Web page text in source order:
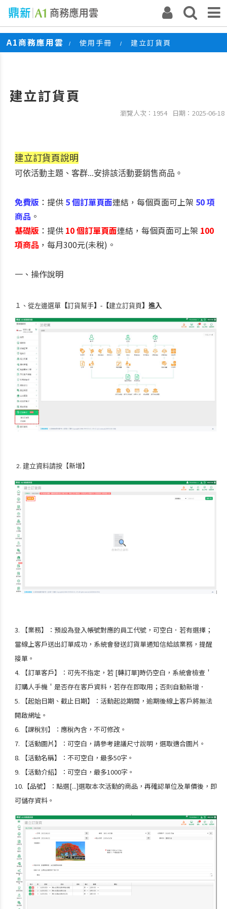
A1商務應用雲 / 使用手冊 / 建立訂貨頁
建立訂貨頁
瀏覽人次：1954 日期：2025-06-18
建立訂貨頁說明
可依活動主題、客群...安排該活動要銷售商品 。
免費版 ：提供5 個訂單頁面連結，每個頁面可上架 50 項
商品 。
基礎版 ： 提供 10 個訂單頁面連結，每個頁面可上架 100
項商品 ， 每月300元(未稅)。
一、 操作說明
１、從左邊選單 【訂貨幫手】 -【建立訂貨頁】 進入
2. 建立資料請按【新增】
3. 【業務】： 預設為登入帳號對應的員工代號，可空白．若有選擇；
當線上客戶送出訂單成功，系統會發送訂貨單通知信給該業務，提醒
接單。
4.
【訂單客戶】： 可先不指定，若[轉訂單]時仍空白 ， 系統會檢查＇
訂購人手機＇是否存在客戶資料，若存在即取用；否則自動新增．
5.
【起始日期、截止日期】： 活動起訖期間，逾期後線上客戶將無法
開啟網址。
6.
【課稅別】： 應稅內含，不可修改。
7.
【活動圖片】： 可空白，請參考建議尺寸說明，選取適合圖片。
8.
【活動名稱】： 不可空白，最多50字 。
9.
【活動介紹】： 可空白，最多1000字 。
10. 【品號】：點選[...]選取本次活動的商品，再確認單位及單價後，即
可儲存資料。